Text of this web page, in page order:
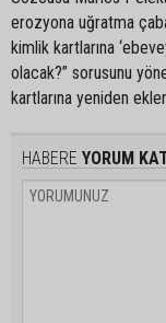
erozyona uğratma
kimlik kartlarına
olacak?” sorusunu
kartlarına yeniden
HABERE YORUM